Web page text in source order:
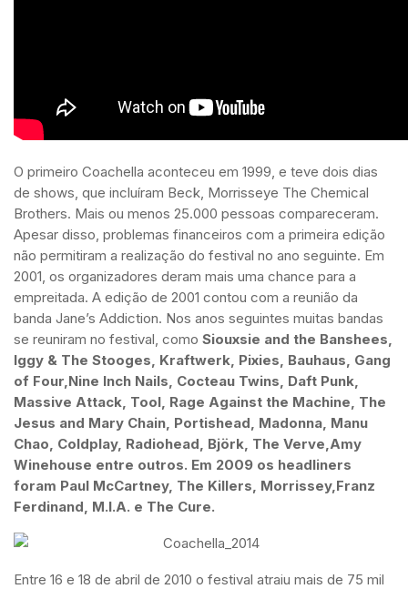
O primeiro Coachella aconteceu em 1999, e teve dois dias
de shows, que incluíram Beck, Morrisseye The Chemical
Brothers. Mais ou menos 25.000 pessoas compareceram.
Apesar disso, problemas financeiros com a primeira edição
não permitiram a realização do festival no ano seguinte. Em
2001, os organizadores deram mais uma chance para a
empreitada. A edição de 2001 contou com a reunião da
banda Jane’s Addiction. Nos anos seguintes muitas bandas
se reuniram no festival, como Siouxsie and the Banshees,
Iggy & The Stooges, Kraftwerk, Pixies, Bauhaus, Gang
of Four,Nine Inch Nails, Cocteau Twins, Daft Punk,
Massive Attack, Tool, Rage Against the Machine, The
Jesus and Mary Chain, Portishead, Madonna, Manu
Chao, Coldplay, Radiohead, Björk, The Verve,Amy
Winehouse entre outros. Em 2009 os headliners
foram Paul McCartney, The Killers, Morrissey,Franz
Ferdinand, M.I.A. e The Cure.
Entre 16 e 18 de abril de 2010 o festival atraiu mais de 75 mil